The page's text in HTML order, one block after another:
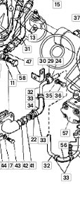
11
13
15
17
22
24
29
30
31
32
32
33
33
33
34
35 36
37
41
42
43
44
47
56
57
58